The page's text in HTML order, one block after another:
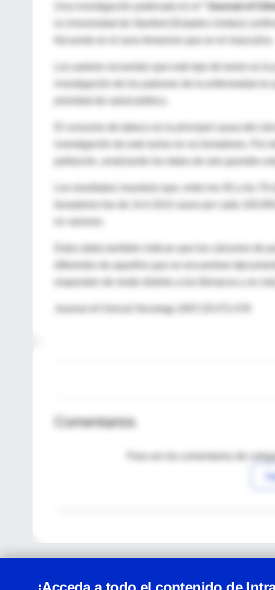
Una investigación publicada en el "Journal of
Los autores recuerdan que este tipo de tumor es
investigación de los patrones de la enfermedad
investigación de este tumor en no fumadores. Por
diferentes de aquellos que se encuentran
responden de modo distinto a los fármacos y es
Journal of Clinical Oncology 2007;25:472-478
Comentarios
Para ver los comentarios de